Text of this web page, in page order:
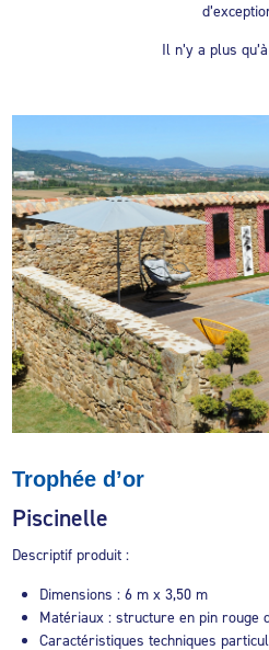
Il n’y a plus
Trophée d’or
Piscinelle
Descriptif produit :
Dimensions : 6 m x 3,50 m
Matériaux : structure en pin rouge
Caractéristiques techniques